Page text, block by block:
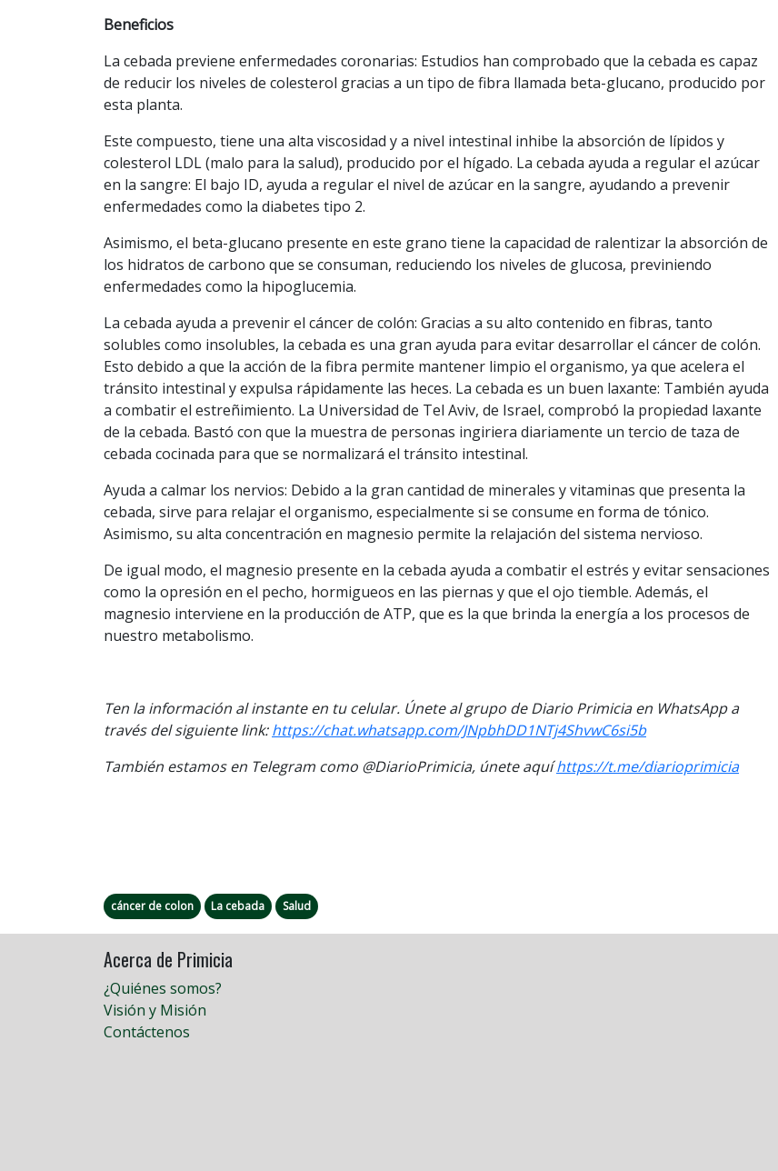
Beneficios
La cebada previene enfermedades coronarias: Estudios han comprobado que la cebada es capaz
de reducir los niveles de colesterol gracias a un tipo de fibra llamada beta-glucano, producido por
esta planta.
Este compuesto, tiene una alta viscosidad y a nivel intestinal inhibe la absorción de lípidos y
colesterol LDL (malo para la salud), producido por el hígado. La cebada ayuda a regular el azúcar
en la sangre: El bajo ID, ayuda a regular el nivel de azúcar en la sangre, ayudando a prevenir
enfermedades como la diabetes tipo 2.
Asimismo, el beta-glucano presente en este grano tiene la capacidad de ralentizar la absorción de
los hidratos de carbono que se consuman, reduciendo los niveles de glucosa, previniendo
enfermedades como la hipoglucemia.
La cebada ayuda a prevenir el cáncer de colón: Gracias a su alto contenido en fibras, tanto
solubles como insolubles, la cebada es una gran ayuda para evitar desarrollar el cáncer de colón.
Esto debido a que la acción de la fibra permite mantener limpio el organismo, ya que acelera el
tránsito intestinal y expulsa rápidamente las heces. La cebada es un buen laxante: También ayuda
a combatir el estreñimiento. La Universidad de Tel Aviv, de Israel, comprobó la propiedad laxante
de la cebada. Bastó con que la muestra de personas ingiriera diariamente un tercio de taza de
cebada cocinada para que se normalizará el tránsito intestinal.
Ayuda a calmar los nervios: Debido a la gran cantidad de minerales y vitaminas que presenta la
cebada, sirve para relajar el organismo, especialmente si se consume en forma de tónico.
Asimismo, su alta concentración en magnesio permite la relajación del sistema nervioso.
De igual modo, el magnesio presente en la cebada ayuda a combatir el estrés y evitar sensaciones
como la opresión en el pecho, hormigueos en las piernas y que el ojo tiemble. Además, el
magnesio interviene en la producción de ATP, que es la que brinda la energía a los procesos de
nuestro metabolismo.
Ten la información al instante en tu celular. Únete al grupo de Diario Primicia en WhatsApp a
través del siguiente link:https://chat.whatsapp.com/JNpbhDD1NTj4ShvwC6si5b
También estamos en Telegram como @DiarioPrimicia, únete aquíhttps://t.me/diarioprimicia
cáncer de colon La cebada Salud
Acerca de Primicia
¿Quiénes somos?
Visión y Misión
Contáctenos